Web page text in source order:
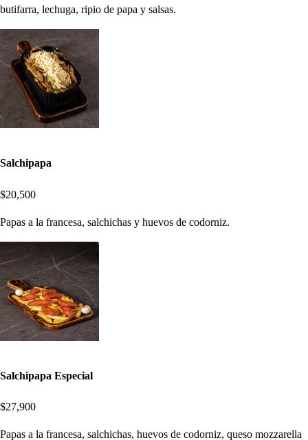
butifarra, lechuga, ripio de papa y salsas.
Salchipapa
$20,500
Papas a la francesa, salchichas y huevos de codorniz.
Salchipapa Especial
$27,900
Papas a la francesa, salchichas, huevos de codorniz, queso mozzarella